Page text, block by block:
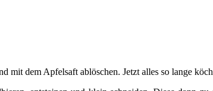
mit dem Apfelsaft ablöschen. Jetzt alles so lange